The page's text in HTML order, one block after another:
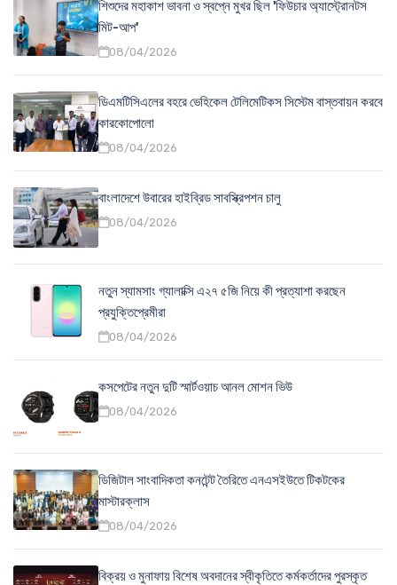
শিশুদের মহাকাশ ভাবনা ও স্বপ্নে মুখর ছিল 'ফিউচার অ্যাস্ট্রোনটস
মিট-আপ'
08/04/2026
ডিএমটিসিএলের বহরে ভেহিকেল টেলিমেটিকস সিস্টেম বাস্তবায়ন করবে
কারকোপোলো
08/04/2026
বাংলাদেশে উবারের হাইব্রিড সাবস্ক্রিপশন চালু
08/04/2026
নতুন স্যামসাং গ্যালাক্সি এ২৭ ৫জি নিয়ে কী প্রত্যাশা করছেন
প্রযুক্তিপ্রেমীরা
08/04/2026
কসপেটের নতুন দুটি স্মার্টওয়াচ আনল মোশন ভিউ
08/04/2026
ডিজিটাল সাংবাদিকতা কনটেন্ট তৈরিতে এনএসইউতে টিকটকের
মাস্টারক্লাস
08/04/2026
বিক্রয় ও মুনাফায় বিশেষ অবদানের স্বীকৃতিতে কর্মকর্তাদের পুরস্কৃত